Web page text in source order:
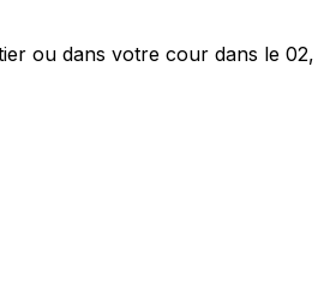
ou dans votre cour dans le